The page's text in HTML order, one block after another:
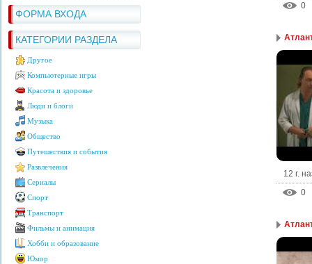
ФОРМА ВХОДА
КАТЕГОРИИ РАЗДЕЛА
Другое
Компьютерные игры
Красота и здоровье
Люди и блоги
Музыка
Общество
Путешествия и события
Развлечения
Сериалы
Спорт
Транспорт
Фильмы и анимация
Хобби и образование
Юмор
0
12 г.
0